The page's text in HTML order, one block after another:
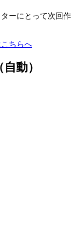
ーにとって次回作
ちらへ
動）